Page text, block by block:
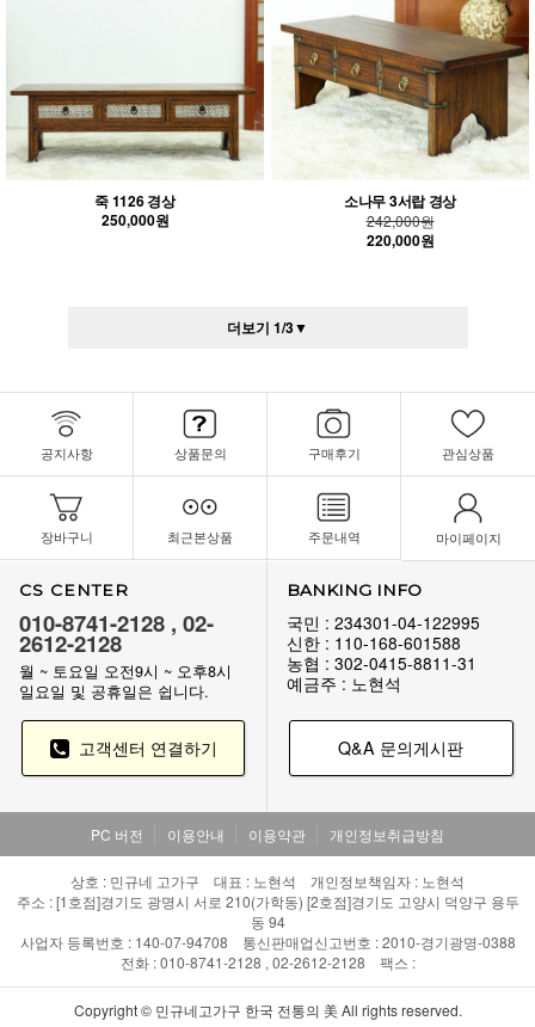
죽 1126 경상
250,000원
소나무 3서랍 경상
242,000원
220,000원
더보기 1/3▼
공지사항 상품문의 구매후기 관심상품
장바구니 최근본상품 주문내역 마이페이지
CS CENTER
010-8741-2128 , 02-
2612-2128
월 ~ 토요일 오전9시 ~ 오후8시
일요일 및 공휴일은 쉽니다.
BANKING INFO
국민 : 234301-04-122995
신한 : 110-168-601588
농협 : 302-0415-8811-31
예금주 : 노현석
고객센터 연결하기 Q&A 문의게시판
PC 버전 이용안내 이용약관 개인정보취급방침
상호 : 민규네 고가구 대표 : 노현석 개인정보책임자 : 노현석
주소 : [1호점]경기도 광명시 서로 210(가학동) [2호점]경기도 고양시 덕양구 용두
동 94
사업자 등록번호 : 140-07-94708 통신판매업신고번호 : 2010-경기광명-0388
전화 : 010-8741-2128 , 02-2612-2128 팩스 :
Copyright © 민규네고가구 한국 전통의 美 All rights reserved.